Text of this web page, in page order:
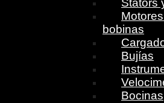
Stators
bobinas
Bujías
Bocinas